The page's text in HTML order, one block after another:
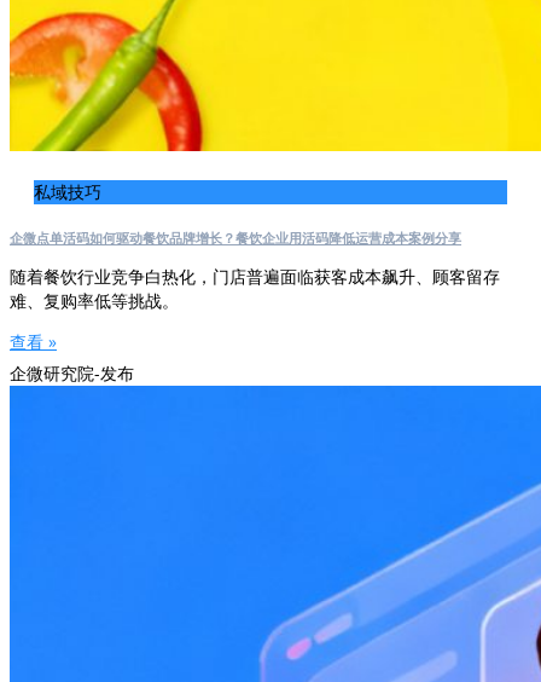
私域技巧
企微点单活码如何驱动餐饮品牌增长？餐饮企业用活码降低运营成本案例分享
随着餐饮行业竞争白热化，门店普遍面临获客成本飙升、顾客留存
难、复购率低等挑战。
查看 »
企微研究院-发布